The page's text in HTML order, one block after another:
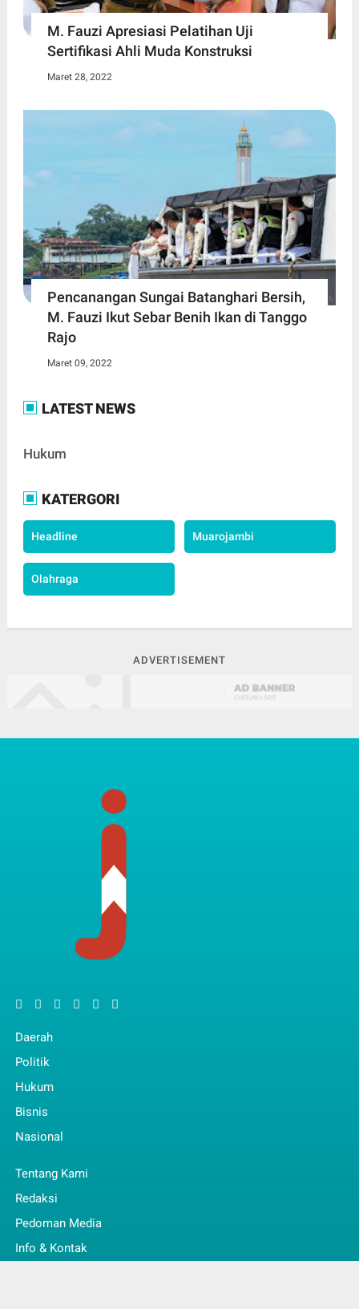
M. Fauzi Apresiasi Pelatihan Uji
Sertifikasi Ahli Muda Konstruksi
Maret 28, 2022
Pencanangan Sungai Batanghari Bersih,
M. Fauzi Ikut Sebar Benih Ikan di Tanggo
Rajo
Maret 09, 2022
LATEST NEWS
Hukum
KATERGORI
Headline Muarojambi
Olahraga
ADVERTISEMENT
Daerah
Politik
Hukum
Bisnis
Nasional
Tentang Kami
Redaksi
Pedoman Media
Info & Kontak